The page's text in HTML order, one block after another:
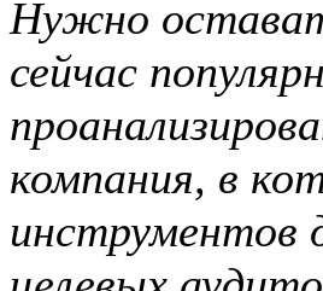
Нужно
сейчас
компания, в
инструментов